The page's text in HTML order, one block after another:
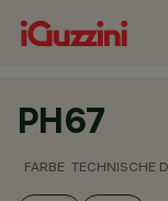
PH67
FARBE TECHNISCHE